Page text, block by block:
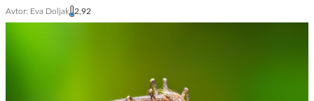
Avtor: Eva Doljak 2,92